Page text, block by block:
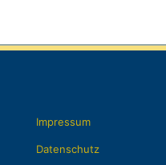
Impressum
Datenschutz